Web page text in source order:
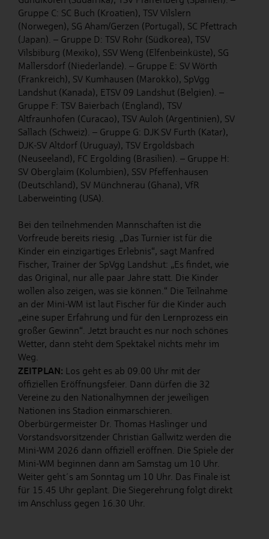
Gruppe C: SC Buch (Kroatien), TSV Vilslern
(Norwegen), SG Aham/Gerzen (Portugal), SC Pfettrach
(Japan). – Gruppe D: TSV Rohr (Südkorea), TSV
Vilsbiburg (Mexiko), SSV Weng (Elfenbeinküste), SG
Mallersdorf (Niederlande). – Gruppe E: SV Wörth
(Frankreich), SV Kumhausen (Marokko), SpVgg
Landshut (Kanada), ETSV 09 Landshut (Belgien). –
Gruppe F: TSV Baierbach (England), TSV
Altfraunhofen (Curacao), TSV Auloh (Argentinien), SV
Sallach (Schweiz). – Gruppe G: DJK SV Furth (Katar),
DJK-SV Altdorf (Uruguay), TSV Ergoldsbach
(Neuseeland), FC Ergolding (Brasilien). – Gruppe H:
SV Oberglaim (Kolumbien), SSV Pfeffenhausen
(Deutschland), SV Münchnerau (Ghana), VfR
Laberweinting (USA).
Bei den teilnehmenden Mannschaften ist die
Vorfreude bereits riesig. „Das Turnier ist für die
Kinder ein einzigartiges Erlebnis“, sagt Manfred
Fischer, Trainer der SpVgg Landshut: „Es findet, wie
das Original, nur alle paar Jahre statt. Die Kinder
wollen also zeigen, was sie können.“ Die Teilnahme
an der Mini-WM ist laut Fischer für die Kinder auch
„eine super Erfahrung und für den Lernprozess ein
großer Gewinn“. Jetzt braucht es nur noch schönes
Wetter, dann steht dem Spektakel nichts mehr im
Weg.
ZEITPLAN: Los geht es ab 09.00 Uhr mit der
offiziellen Eröffnungsfeier. Dann dürfen die 32
Vereine zu den Nationalhymnen der jeweiligen
Nationen ins Stadion einmarschieren.
Oberbürgermeister Dr. Thomas Haslinger und
Vorstandsvorsitzender Christian Gallwitz werden die
Mini-WM 2026 dann offiziell eröffnen. Die Spiele der
Mini-WM beginnen dann am Samstag um 10 Uhr.
Weiter geht´s am Sonntag um 10 Uhr. Das Finale ist
für 15.45 Uhr geplant. Die Siegerehrung folgt direkt
im Anschluss gegen 16.30 Uhr.